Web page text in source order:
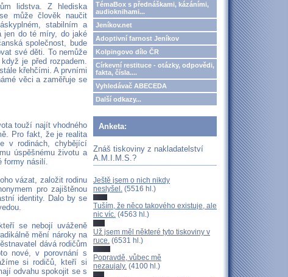
lidstva. Z hlediska
může člověk naučit
stabilním a
jen do té míry, do jaké
společnost, bude
své děti. To nemůže
je před rozpadem.
křehčími. A prvními
věci a zaměřuje se
touží najít vhodného
Pro fakt, že je realita
v rodinách, chybějící
úspěšnému životu a
formy násilí.
vázat, založit rodinu
pro zajištěnou
identity. Dalo by se
se nebojí uváženě
mění nároky na
dává rodičům
nové, v porovnání s
si rodičů, kteří si
odvahu spokojit se s
TémaBox s přednáškami, kázáními,
audioknihami...
Jeníkov.net
Adoptivní farnost Jeníkov
Kolpingovo dílo ČR
Církevní restituce - otázky, odpovědi,
fakta, čísla....
Vyhledávač ABECEDA
Další odkazy...
Anketa:
Znáš tiskoviny z nakladatelství
A.M.I.M.S.?
Ještě jsem o nich nikdy
neslyšel. (5516 hl.)
Tuším, že něco takového existuje, ale
nic víc. (4563 hl.)
Už jsem měl některé tyto tiskoviny v
ruce. (6531 hl.)
Popravdě, vůbec mě
nezaujaly. (4100 hl.)